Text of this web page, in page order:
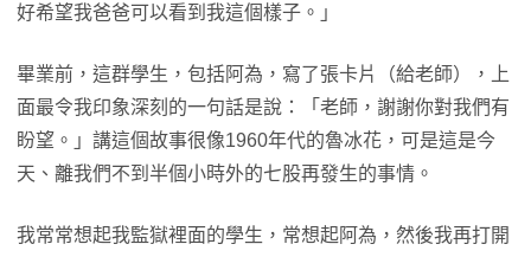
好希望我爸爸可以看到我這個樣子。」
畢業前，這群學生，包括阿為，寫了張卡片（給老師），上
面最令我印象深刻的一句話是說：「老師，謝謝你對我們有
盼望。」講這個故事很像1960年代的魯冰花，可是這是今
天、離我們不到半個小時外的七股再發生的事情。
我常常想起我監獄裡面的學生，常想起阿為，然後我再打開